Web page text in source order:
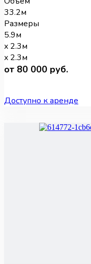
33.2м
Размеры
5.9м
x 2.3м
x 2.3м
от 80 000 руб.
Доступно к аренде